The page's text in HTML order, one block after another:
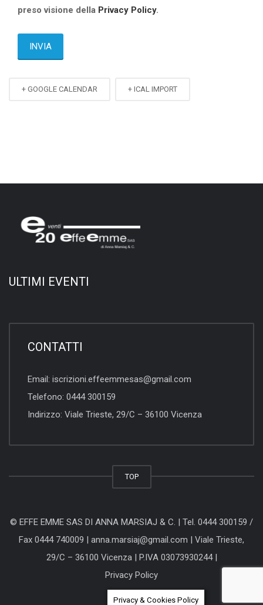
preso visione della Privacy Policy.
+ GOOGLE CALENDAR + ICAL IMPORT
ULTIMI EVENTI
CONTATTI
Email: iscrizioni.effeemmesas@gmail.com
Telefono: 0444 300159
Indirizzo: Viale Trieste, 29/C – 36100 Vicenza
TOP
© EFFE EMME SAS DI ANNA MARSIAJ & C. | Tel. 0444 300159 /
Fax 0444 740009 | anna.marsiaj@gmail.com | Viale Trieste,
29/C – 36100 Vicenza| P.IVA 03073930244 |
Privacy Policy
Privacy & Cookies Policy